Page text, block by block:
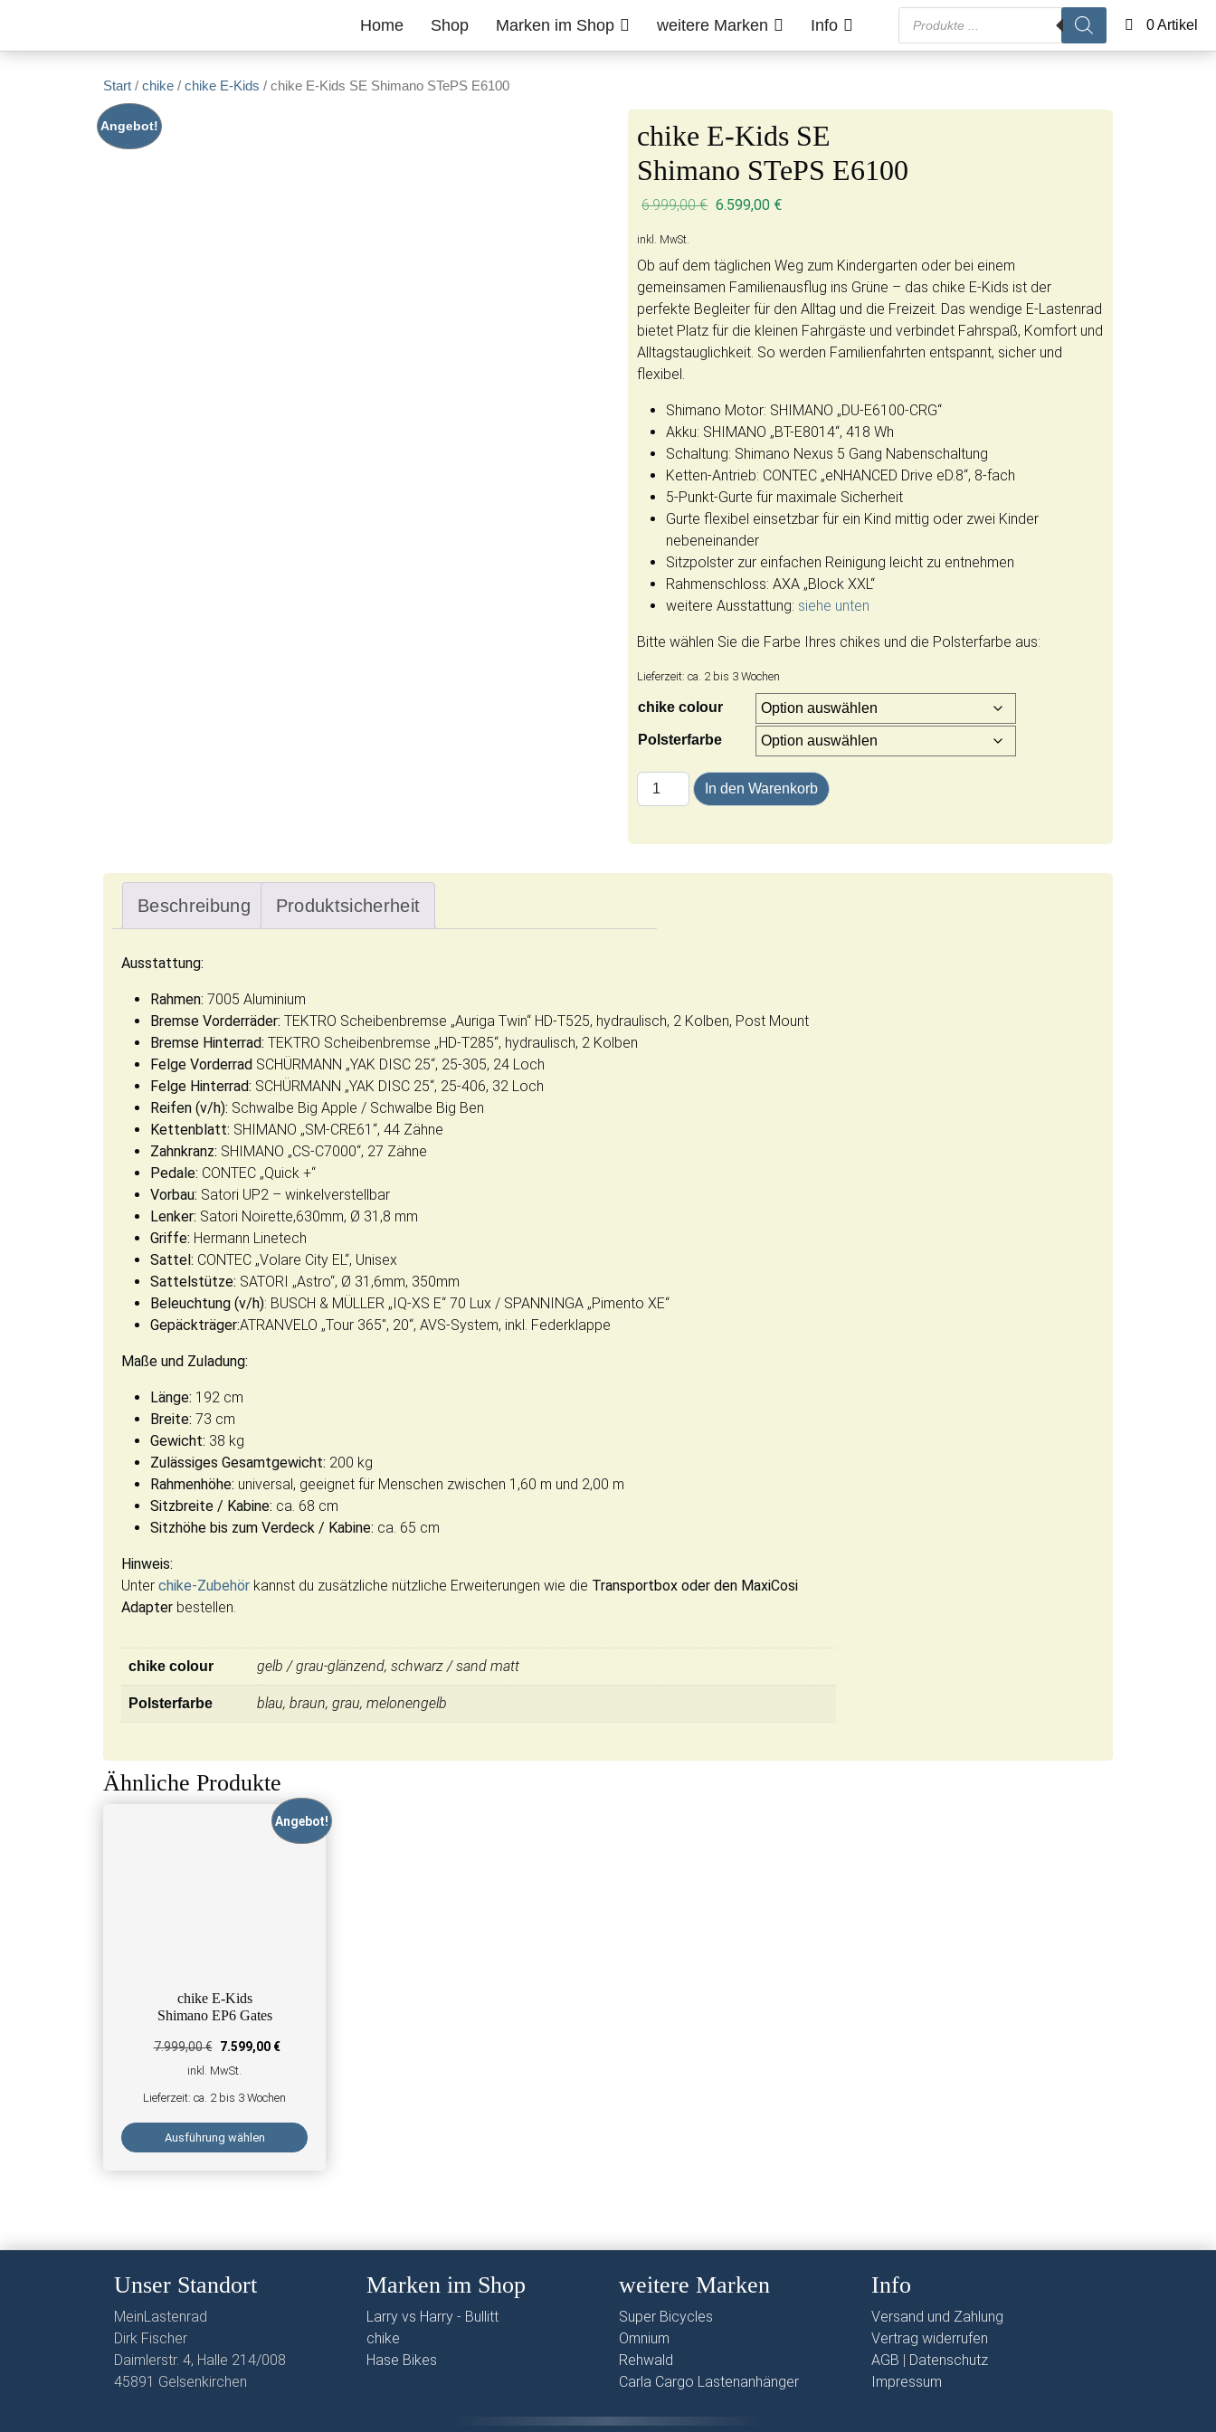
Home Shop Marken im Shop weitere Marken Info
Products search
0 Artikel
Start / chike / chike E-Kids / chike E-Kids SE Shimano STePS E6100
Angebot!
chike E-Kids SE
Shimano STePS E6100
6.999,00€ 6.599,00 €
inkl. MwSt.
Ob auf dem täglichen Weg zum Kindergarten oder bei einem
gemeinsamen Familienausflug ins Grüne – das chike E-Kids ist der
perfekte Begleiter für den Alltag und die Freizeit. Das wendige E-Lastenrad
bietet Platz für die kleinen Fahrgäste und verbindet Fahrspaß, Komfort und
Alltagstauglichkeit. So werden Familienfahrten entspannt, sicher und
flexibel.
Shimano Motor: SHIMANO „DU-E6100-CRG“
Akku: SHIMANO „BT-E8014“, 418 Wh
Schaltung: Shimano Nexus 5 Gang Nabenschaltung
Ketten-Antrieb: CONTEC „eNHANCED Drive eD.8“, 8-fach
5-Punkt-Gurte für maximale Sicherheit
Gurte flexibel einsetzbar für ein Kind mittig oder zwei Kinder
nebeneinander
Sitzpolster zur einfachen Reinigung leicht zu entnehmen
Rahmenschloss: AXA „Block XXL“
weitere Ausstattung: siehe unten
Bitte wählen Sie die Farbe Ihres chikes und die Polsterfarbe aus:
Lieferzeit:ca. 2 bis 3 Wochen
chike colour
Polsterfarbe
chike E-Kids SE | Shimano STePS E6100 Menge
In den Warenkorb
Beschreibung Produktsicherheit
Ausstattung:
Rahmen: 7005 Aluminium
Bremse Vorderräder: TEKTRO Scheibenbremse „Auriga Twin“ HD-T525, hydraulisch, 2 Kolben, Post Mount
Bremse Hinterrad: TEKTRO Scheibenbremse „HD-T285“, hydraulisch, 2 Kolben
Felge Vorderrad SCHÜRMANN „YAK DISC 25“, 25-305, 24 Loch
Felge Hinterrad: SCHÜRMANN „YAK DISC 25“, 25-406, 32 Loch
Reifen (v/h): Schwalbe Big Apple / Schwalbe Big Ben
Kettenblatt: SHIMANO „SM-CRE61“, 44 Zähne
Zahnkranz: SHIMANO „CS-C7000“, 27 Zähne
Pedale: CONTEC „Quick +“
Vorbau: Satori UP2 – winkelverstellbar
Lenker: Satori Noirette,630mm, Ø 31,8 mm
Griffe: Hermann Linetech
Sattel: CONTEC „Volare City EL“, Unisex
Sattelstütze: SATORI „Astro“, Ø 31,6mm, 350mm
Beleuchtung (v/h): BUSCH & MÜLLER „IQ-XS E“ 70 Lux / SPANNINGA „Pimento XE“
Gepäckträger:ATRANVELO „Tour 365″, 20“, AVS-System, inkl. Federklappe
Maße und Zuladung:
Länge: 192 cm
Breite: 73 cm
Gewicht: 38 kg
Zulässiges Gesamtgewicht: 200 kg
Rahmenhöhe: universal, geeignet für Menschen zwischen 1,60 m und 2,00 m
Sitzbreite / Kabine: ca. 68 cm
Sitzhöhe bis zum Verdeck / Kabine: ca. 65 cm
Hinweis:
Unter chike-Zubehör kannst du zusätzliche nützliche Erweiterungen wie die Transportbox oder den MaxiCosi
Adapter bestellen.
chike colour gelb / grau-glänzend, schwarz / sand matt
Polsterfarbe blau, braun, grau, melonengelb
Ähnliche Produkte
Angebot!
chike E-Kids
Shimano EP6 Gates
7.999,00€ 7.599,00 €
inkl. MwSt.
Lieferzeit:ca. 2 bis 3 Wochen
Ausführung wählen
Unser Standort
MeinLastenrad
Dirk Fischer
Daimlerstr. 4, Halle 214/008
45891 Gelsenkirchen
Marken im Shop
Larry vs Harry - Bullitt
chike
Hase Bikes
weitere Marken
Super Bicycles
Omnium
Rehwald
Carla Cargo Lastenanhänger
Info
Versand und Zahlung
Vertrag widerrufen
AGB | Datenschutz
Impressum